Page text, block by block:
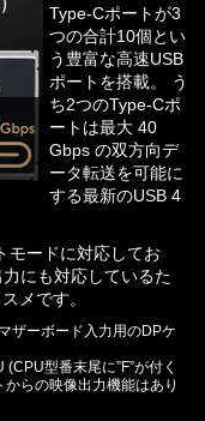
Type-Cポートが3
つの合計10個とい
う豊富な高速USB
ポートを搭載。 う
ち2つのType-Cポ
ートは最大 40
Gbps の双方向デ
ータ転送を可能に
する最新のUSB 4
モードに対応してお
にも対応しているた
メです。
ザーボード入力用のDPケ
型番末尾に”F”が付く
らの映像出力機能はあり